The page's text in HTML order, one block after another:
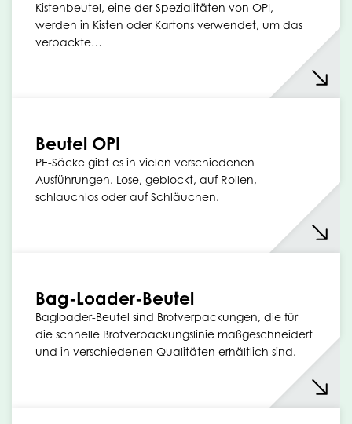
Kistenbeutel, eine der Spezialitäten von OPI,
werden in Kisten oder Kartons verwendet, um das
verpackte…
Beutel OPI
PE-Säcke gibt es in vielen verschiedenen
Ausführungen. Lose, geblockt, auf Rollen,
schlauchlos oder auf Schläuchen.
Bag-Loader-Beutel
Bagloader-Beutel sind Brotverpackungen, die für
die schnelle Brotverpackungslinie maßgeschneidert
und in verschiedenen Qualitäten erhältlich sind.